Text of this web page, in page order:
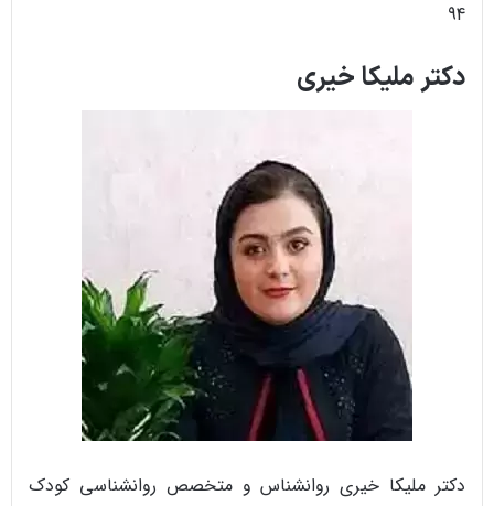
94
دکتر ملیکا خیری
دکتر ملیکا خیری روانشناس و متخصص روانشناسی کودک